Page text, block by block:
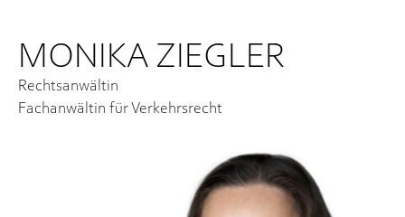
MONIKA ZIEGLER
Rechtsanwältin
Fachanwältin für Verkehrsrecht